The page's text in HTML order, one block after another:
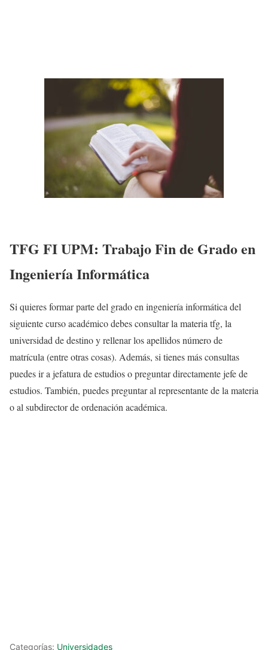
TFG FI UPM: Trabajo Fin de Grado en
Ingeniería Informática
Si quieres formar parte del grado en ingeniería informática del
siguiente curso académico debes consultar la materia tfg, la
universidad de destino y rellenar los apellidos número de
matrícula (entre otras cosas). Además, si tienes más consultas
puedes ir a jefatura de estudios o preguntar directamente jefe de
estudios. También, puedes preguntar al representante de la materia
o al subdirector de ordenación académica.
Categorías: Universidades